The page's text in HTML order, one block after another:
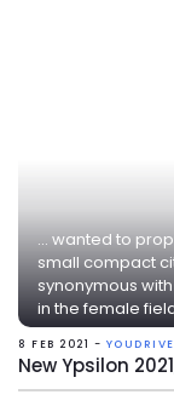
... wanted to
small compact
synonymous
in the female
8 FEB 2021 -
New Ypsilon